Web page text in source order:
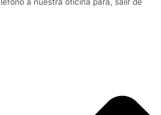
a nuestra oficina para, salir de